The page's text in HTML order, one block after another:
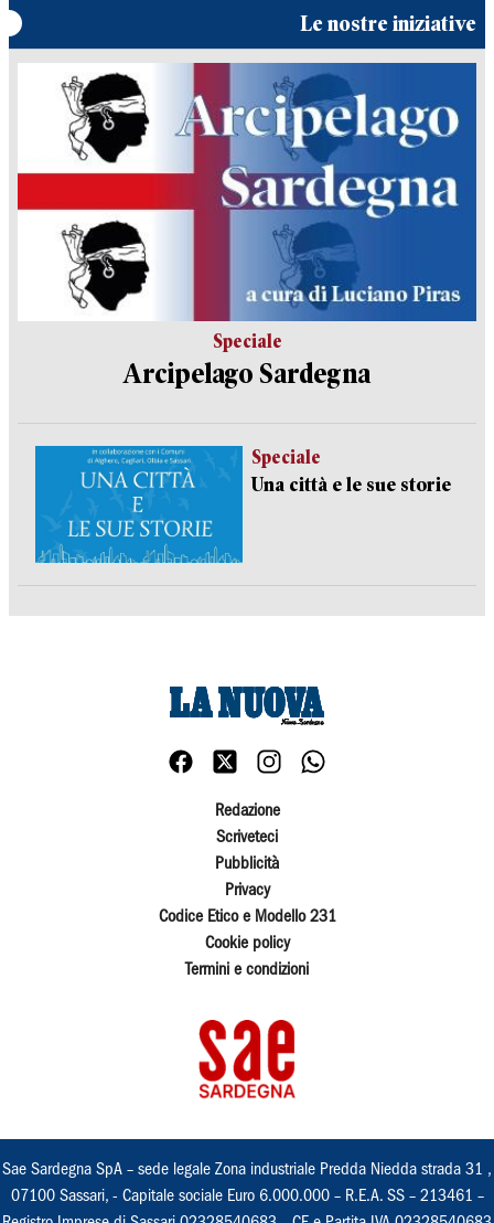
Le nostre iniziative
Speciale
Arcipelago Sardegna
Speciale
Una città e le sue storie
Redazione
Scriveteci
Pubblicità
Privacy
Codice Etico e Modello 231
Cookie policy
Termini e condizioni
Sae Sardegna SpA – sede legale Zona industriale Predda Niedda strada 31 ,
07100 Sassari, - Capitale sociale Euro 6.000.000 – R.E.A. SS – 213461 –